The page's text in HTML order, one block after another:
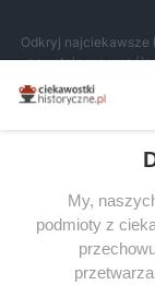
Odkryj
powstała we
miłośników
tytułów
SERWIS
My,
podmioty z